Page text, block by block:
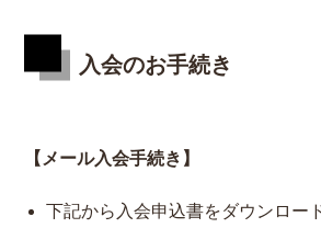
入会のお手続き
【メール入会手続き】
下記から入会申込書をダウンロー